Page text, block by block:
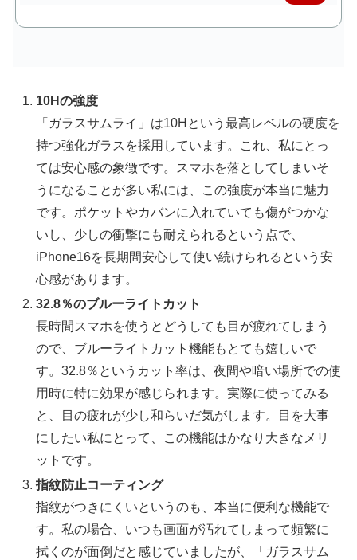
10Hの強度
「ガラスサムライ」は10Hという最高レベルの硬度を
持つ強化ガラスを採用しています。これ、私にとっ
ては安心感の象徴です。スマホを落としてしまいそ
うになることが多い私には、この強度が本当に魅力
です。ポケットやカバンに入れていても傷がつかな
いし、少しの衝撃にも耐えられるという点で、
iPhone16を長期間安心して使い続けられるという安
心感があります。
32.8％のブルーライトカット
長時間スマホを使うとどうしても目が疲れてしまう
ので、ブルーライトカット機能もとても嬉しいで
す。32.8％というカット率は、夜間や暗い場所での使
用時に特に効果が感じられます。実際に使ってみる
と、目の疲れが少し和らいだ気がします。目を大事
にしたい私にとって、この機能はかなり大きなメリ
ットです。
指紋防止コーティング
指紋がつきにくいというのも、本当に便利な機能で
す。私の場合、いつも画面が汚れてしまって頻繁に
拭くのが面倒だと感じていましたが、「ガラスサム